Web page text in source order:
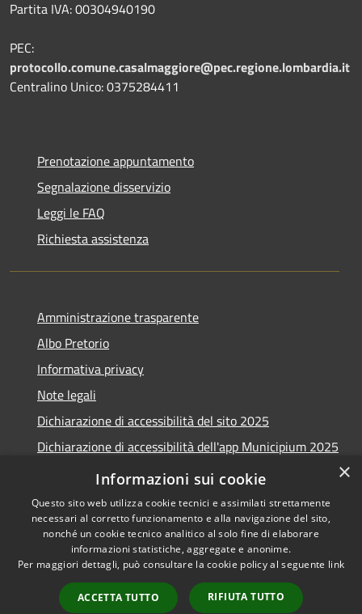
Partita IVA: 00304940190
PEC:
protocollo.comune.casalmaggiore@pec.regione.lombardia.it
Centralino Unico: 0375284411
Prenotazione appuntamento
Segnalazione disservizio
Leggi le FAQ
Richiesta assistenza
Amministrazione trasparente
Albo Pretorio
Informativa privacy
Note legali
Dichiarazione di accessibilità del sito 2025
Dichiarazione di accessibilità dell'app Municipium 2025
Obiettivi accessibilità 2025
Accessibilità
Copyright © 2026 • Comune di
Casalmaggiore • Powered by
Municipium•
Accesso
×
Informazioni sui cookie
Questo sito web utilizza cookie tecnici e assimilati strettamente
necessari al corretto funzionamento e alla navigazione del sito,
nonché un cookie tecnico analitico al solo fine di elaborare
informazioni statistiche, aggregate e anonime.
Per maggiori dettagli, può consultare la cookie policy al seguente link
ACCETTA TUTTO RIFIUTA TUTTO